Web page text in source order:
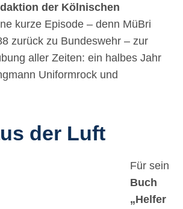
der Kölnischen
kurze Episode – denn MüBri
zurück zu Bundeswehr – zur
aller Zeiten: ein halbes Jahr
Uniformrock und
der Luft
Für sein
Buch
„Helfer